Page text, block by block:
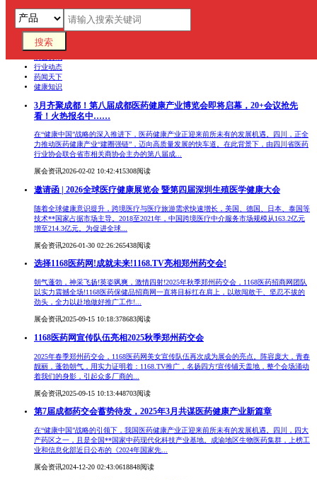
全部
新品资讯
行业动态
药闻天下
健康知识
3月齐聚成都！第八届成都医药健康产业博览会即将启幕，20+会议抢先
看！火热报名中……
在“健康中国”战略的深入推进下，医药健康产业正迎来前所未有的发展机遇。四川，正全
力推动医药健康产业“建圈强链”，迈向高质量发展的快车道。在此背景下，由四川省医药
行业协会联合省市相关商协会主办的第八届成...
展会资讯2026-02-02 10:42:415308阅读
邀请函 | 2026全球医疗健康展览会 暨第四届深圳生殖医学健康大会
随着全球健康意识提升，跨境医疗与医疗旅游需求快速增长，美国、德国、日本、泰国等
技术**国家占据市场主导。2018至2021年，中国跨境医疗中介服务市场规模从163.2亿元
增至214.3亿元。为促进全球...
展会资讯2026-01-30 02:26:265438阅读
选择1168医药网!成就未来!1168.TV亮相郑州药交会!
朝气蓬勃，神采飞扬!英姿飒爽，激情四射!2025年秋季郑州药交会，1168医药招商网团队
以实力震撼全场!1168医药保健品招商网一直将目标扛在肩上，以敢闯敢干、坚忍不拔的
劲头，全力以赴地做好推广工作!...
展会资讯2025-09-15 10:18:378683阅读
1168医药网宣传队伍亮相2025秋季郑州药交会
2025年春季郑州药交会，1168医药网美女宣传队伍再次成为展会的亮点。阵容庞大，青春
靓丽，蓬勃朝气，用实力证明着：1168.TV推广，名扬四方!宣传铺天盖地，整个会场涌动
着我们的身影，引起众多厂商的...
展会资讯2025-09-15 10:13:448703阅读
第7届成都药交会蓄势待发，2025年3月共谋医药健康产业新篇章
在“健康中国”战略的引领下，我国医药健康产业正迎来前所未有的发展机遇。四川，四大
产药区之一，且是全国**国家中药现代化科技产业基地。成渝地区生物医药集群，上榜工
业和信息化部近日公布的《2024年国家先...
展会资讯2024-12-20 02:43:0618848阅读